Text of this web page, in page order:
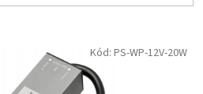
Kód: PS-WP-12V-20W